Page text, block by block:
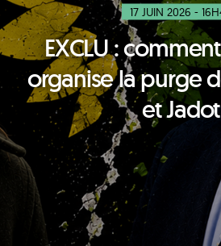
17 JUIN 2026 -
EXCLU :
organise la purge
et Jadot